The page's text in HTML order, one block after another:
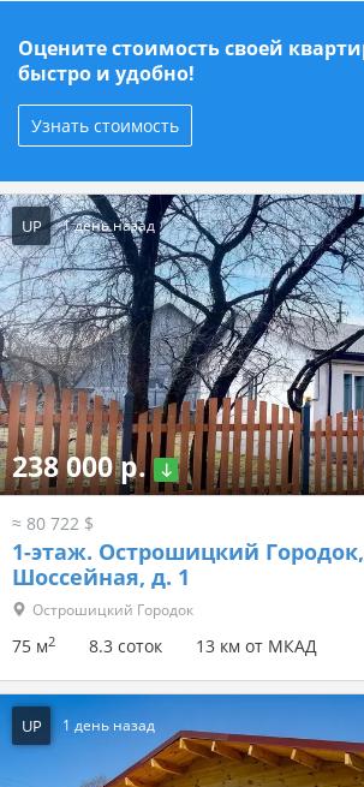
Оцените стоимость своей
быстро и удобно!
Узнать стоимость
UP 1 день назад
238 000 р.
≈ 80 722 $
1-этаж. Острошицкий
Шоссейная, д. 1
Острошицкий Городок
75 м2 8.3 соток 13 км от МКАД
UP 1 день назад